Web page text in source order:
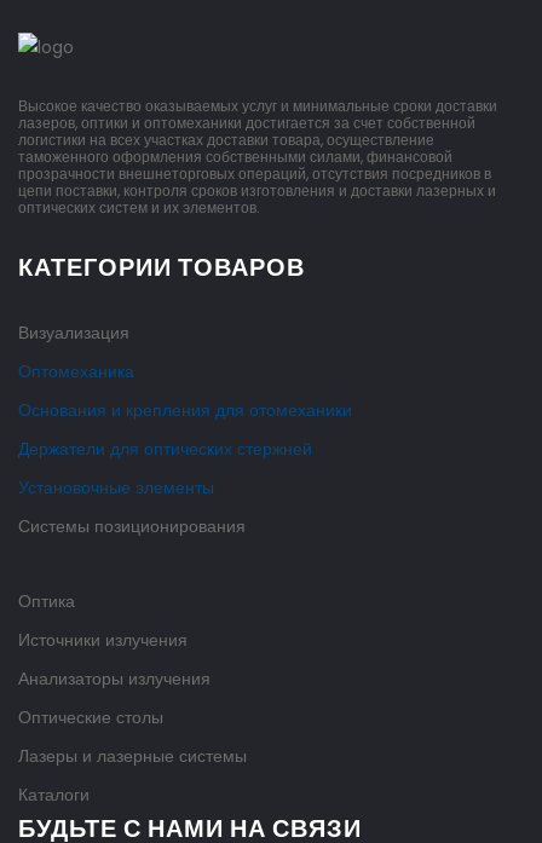
Высокое качество оказываемых услуг и минимальные сроки доставки
лазеров, оптики и оптомеханики достигается за счет собственной
логистики на всех участках доставки товара, осуществление
таможенного оформления собственными силами, финансовой
прозрачности внешнеторговых операций, отсутствия посредников в
цепи поставки, контроля сроков изготовления и доставки лазерных и
оптических систем и их элементов.
КАТЕГОРИИ ТОВАРОВ
Визуализация
Оптомеханика
Основания и крепления для отомеханики
Держатели для оптических стержней
Установочные элементы
Системы позиционирования
Оптика
Источники излучения
Анализаторы излучения
Оптические столы
Лазеры и лазерные системы
Каталоги
БУДЬТЕ С НАМИ НА СВЯЗИ